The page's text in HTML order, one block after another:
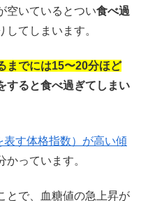
空いているとつい食べ過
してしまいます。
までには15〜20分ほど
すると食べ過ぎてしまい
す体格指数）が高い傾
かっています。
とで、血糖値の急上昇が